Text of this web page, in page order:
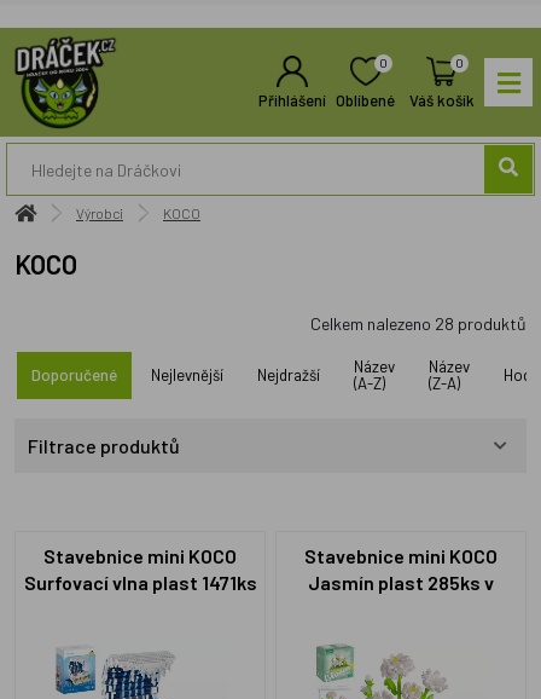
Přihlášení
0
Oblíbené
0
Váš košík
Výrobci KOCO
KOCO
Celkem nalezeno 28 produktů
Doporučené Nejlevnější Nejdražší
Název
(A-Z)
Název
(Z-A)
Filtrace produktů
Stavebnice mini KOCO
Surfovací vlna plast 1471ks
Stavebnice mini KOCO
Jasmín plast 285ks v